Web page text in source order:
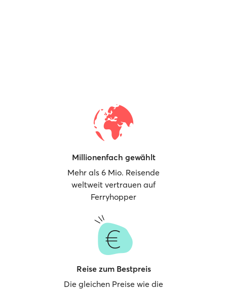
Millionenfach gewählt
Mehr als 6 Mio. Reisende
weltweit vertrauen auf
Ferryhopper
Reise zum Bestpreis
Die gleichen Preise wie die